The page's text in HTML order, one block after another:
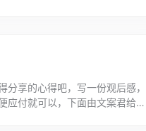
享的心得吧，写一份观后感，
应付就可以，下面由文案君给大